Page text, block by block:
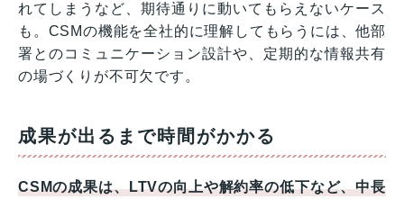
れてしまうなど、期待通りに動いてもらえないケース
も。CSMの機能を全社的に理解してもらうには、他部
署とのコミュニケーション設計や、定期的な情報共有
の場づくりが不可欠です。
成果が出るまで時間がかかる
CSMの成果は、LTVの向上や解約率の低下など、中長